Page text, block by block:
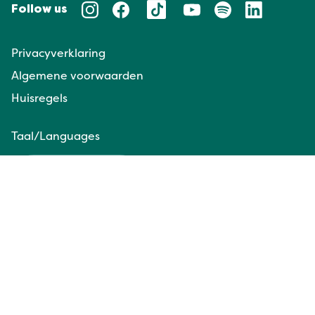
Follow us
Privacyverklaring
Algemene voorwaarden
Huisregels
Taal/Languages